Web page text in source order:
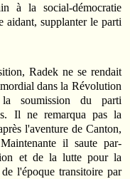
à la social-démocratie
aidant, supplanter le parti
Radek ne se rendait
dans la Révolution
soumission du parti
Il ne remarqua pas la
l'aventure de Canton,
il saute par-
et de la lutte pour la
l'époque transitoire par